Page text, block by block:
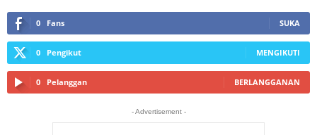
0 Fans SUKA
0 Pengikut MENGIKUTI
0 Pelanggan BERLANGGANAN
- Advertisement -